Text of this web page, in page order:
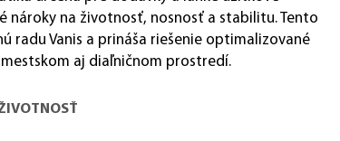
nároky na životnosť, nosnosť a stabilitu. Tento
radu Vanis a prináša riešenie optimalizované
aj diaľničnom prostredí.